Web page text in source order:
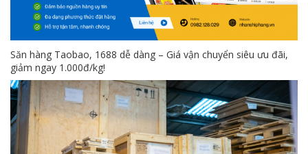
Săn hàng Taobao, 1688 dễ dàng – Giá vận chuyển siêu ưu đãi,
giảm ngay 1.000đ/kg!